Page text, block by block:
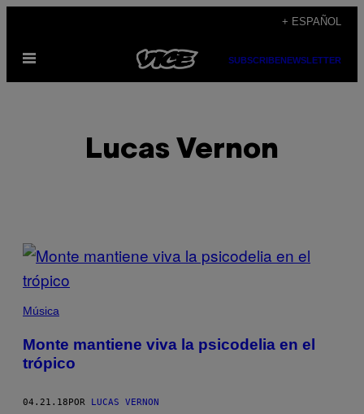
contenido
+ ESPAÑOL
Abrir
SUBSCRIBENEWSLETTER
Lucas Vernon
POSTS
BY
THIS
AUTHOR
Música
Monte mantiene viva la psicodelia en el
trópico
04.21.18POR LUCAS VERNON